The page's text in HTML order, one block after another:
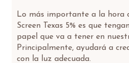
Lo más importante a la hora
Screen Texas 5% es que
papel que va a tener en
Principalmente, ayudará a
con la luz adecuada.